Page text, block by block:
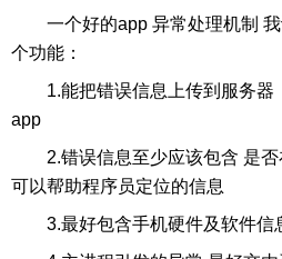
一个好的app 异常处理机制
个功能：
1.能把错误信息上传到服务
app
2.错误信息至少应该包含 是
可以帮助程序员定位的信息
3.最好包含手机硬件及软件信